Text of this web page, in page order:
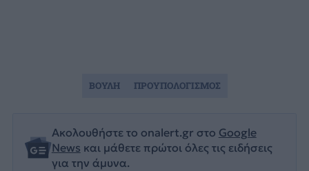
Ακολουθήστε το onalert.gr στο Google
News και μάθετε πρώτοι όλες τις ειδήσεις
για την άμυνα.
ΒΟΥΛΗ ΠΡΟΥΠΟΛΟΓΙΣΜΟΣ